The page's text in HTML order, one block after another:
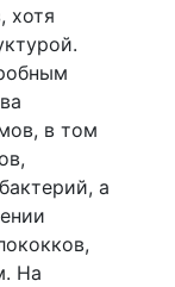
хотя
в том
а
На